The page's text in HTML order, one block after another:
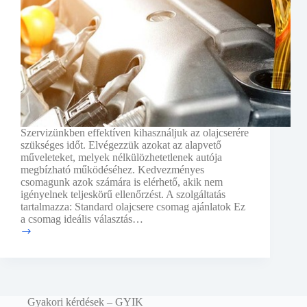
Szervizünkben effektíven kihasználjuk az olajcserére
szükséges időt. Elvégezzük azokat az alapvető
műveleteket, melyek nélkülözhetetlenek autója
megbízható működéséhez. Kedvezményes
csomagunk azok számára is elérhető, akik nem
igényelnek teljeskörű ellenőrzést. A szolgáltatás
tartalmazza: Standard olajcsere csomag ajánlatok Ez
a csomag ideális választás…
Olajcsere
Gyakori kérdések – GYIK